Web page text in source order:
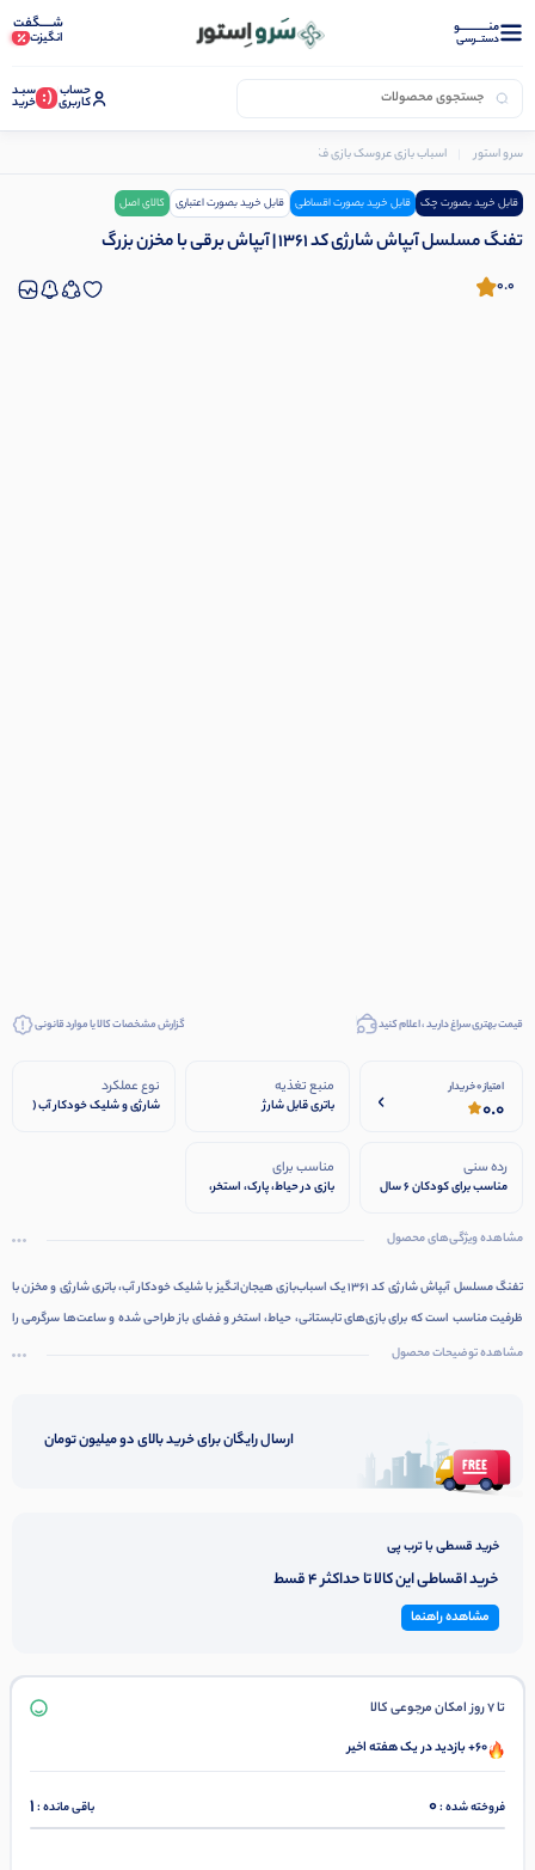
منــــــــــــو
دستــرسی
شـــــگفت
انگیزت
حساب
کاربری (: سبـد
خرید
سرو استور اسباب بازی عروسک بازی فکری
قابل خرید بصورت چک قابل خرید بصورت اقساطی قابل خرید بصورت اعتباری کالای اصل
تفنگ مسلسل آبپاش شارژی کد 1361 | آبپاش برقی با مخزن بزرگ
0.0
قیمت بهتری سراغ دارید ، اعلام کنید گزارش مشخصات کالا یا موارد قانونی
امتیاز 0 خریدار
0.0
منبع تغذیه
باتری قابل شارژ
نوع عملکرد
شارژی و شلیک خودکار آب (
رده سنی
مناسب برای کودکان 6 سال
مناسب برای
بازی در حیاط، پارک، استخر،
مشاهده ویژگی‌های محصول
تفنگ مسلسل آبپاش شارژی کد 1361 یک اسباب‌بازی هیجان‌انگیز با شلیک خودکار آب، باتری شارژی و مخزن با
ظرفیت مناسب است که برای بازی‌های تابستانی، حیاط، استخر و فضای باز طراحی شده و ساعت‌ها سرگرمی را
برای کودکان و نوجوانان فراهم می‌کند.
مشاهده توضیحات محصول
ارسال رایگان برای خرید بالای دو میلیون تومان
خرید قسطی با ترب پی
خرید اقساطی این کالا تا حداکثر 4 قسط
مشاهده راهنما
تا 7 روز امکان مرجوعی کالا
60+ بازدید در یک هفته اخیر
فروخته شده :0 باقی مانده :1